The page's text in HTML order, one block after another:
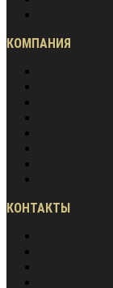
КОМПАНИЯ
КОНТАКТЫ